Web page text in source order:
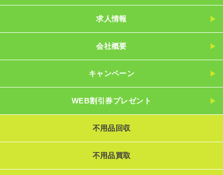
求人情報
会社概要
キャンペーン
WEB割引券プレゼント
不用品回収
不用品買取